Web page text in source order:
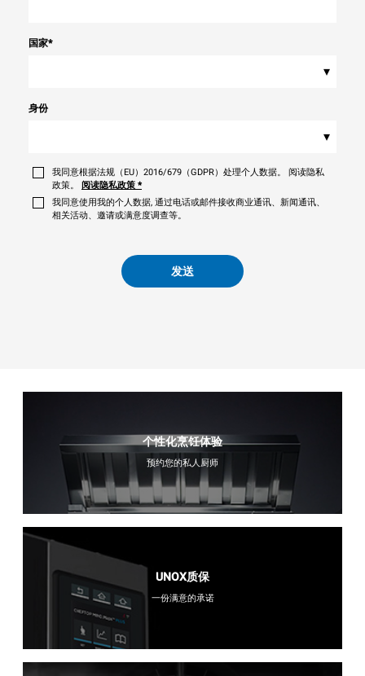
国家*
▾
身份
▾
我同意根据法规（EU）2016/679（GDPR）处理个人数据。 阅读隐私
政策。
阅读隐私政策 *
我同意使用我的个人数据, 通过电话或邮件接收商业通讯、新闻通讯、
相关活动、邀请或满意度调查等。
发送
个性化烹饪体验
预约您的私人厨师
UNOX质保
一份满意的承诺